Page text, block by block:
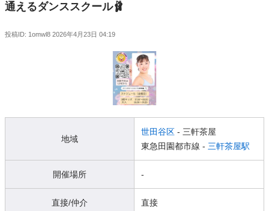
通えるダンススクール🩰
投稿ID: 1omwl8 2026年4月23日 04:19
地域
世田谷区 - 三軒茶屋
東急田園都市線 - 三軒茶屋駅
開催場所 -
直接/仲介 直接